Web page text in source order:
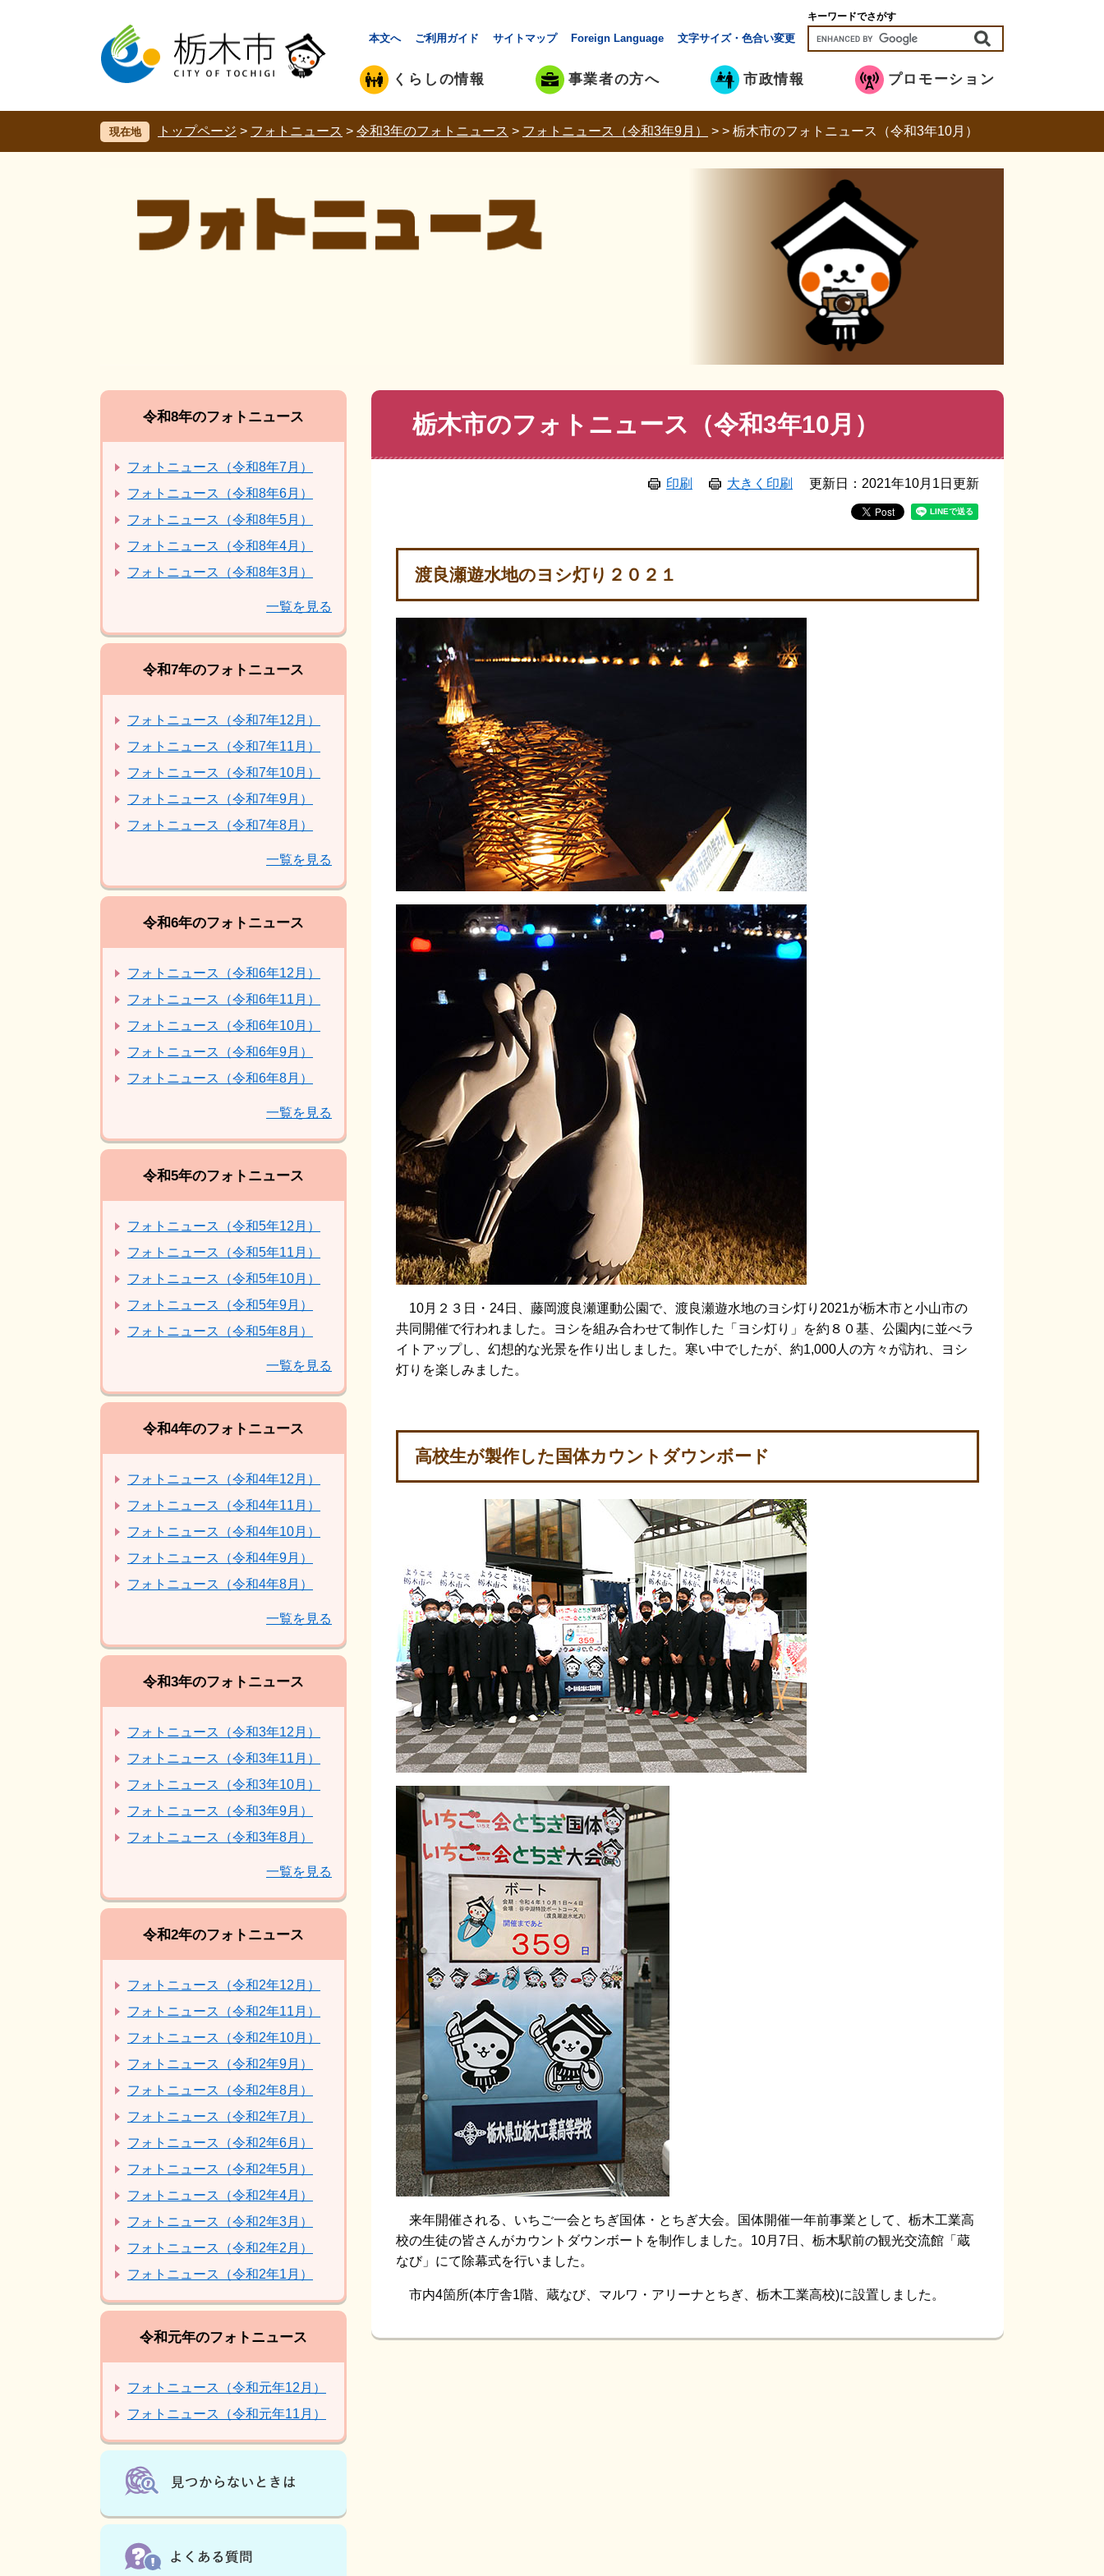
で
ば
本文へ ご利用ガイド サイトマップ Foreign Language 文字サイズ・色合い変更
キーワードでさがす
くらしの情報 事業者の方へ 市政情報 プロモーション
現在地 トップページ > フォトニュース > 令和3年のフォトニュース > フォトニュース（令和3年9月） > > 栃木市のフォトニュース（令和3年10月）
栃木市のフォトニュース（令和3年10月）
印刷 大きく印刷 更新日：2021年10月1日更新
渡良瀬遊水地のヨシ灯り２０２１
10月２３日・24日、藤岡渡良瀬運動公園で、渡良瀬遊水地のヨシ灯り2021が栃木市と小山市の
共同開催で行われました。ヨシを組み合わせて制作した「ヨシ灯り」を約８０基、公園内に並べラ
イトアップし、幻想的な光景を作り出しました。寒い中でしたが、約1,000人の方々が訪れ、ヨシ
灯りを楽しみました。
高校生が製作した国体カウントダウンボード
来年開催される、いちご一会とちぎ国体・とちぎ大会。国体開催一年前事業として、栃木工業高
校の生徒の皆さんがカウントダウンボートを制作しました。10月7日、栃木駅前の観光交流館「蔵
なび」にて除幕式を行いました。
市内4箇所(本庁舎1階、蔵なび、マルワ・アリーナとちぎ、栃木工業高校)に設置しました。
令和8年のフォトニュース
フォトニュース（令和8年7月）
フォトニュース（令和8年6月）
フォトニュース（令和8年5月）
フォトニュース（令和8年4月）
フォトニュース（令和8年3月）
一覧を見る
令和7年のフォトニュース
フォトニュース（令和7年12月）
フォトニュース（令和7年11月）
フォトニュース（令和7年10月）
フォトニュース（令和7年9月）
フォトニュース（令和7年8月）
一覧を見る
令和6年のフォトニュース
フォトニュース（令和6年12月）
フォトニュース（令和6年11月）
フォトニュース（令和6年10月）
フォトニュース（令和6年9月）
フォトニュース（令和6年8月）
一覧を見る
令和5年のフォトニュース
フォトニュース（令和5年12月）
フォトニュース（令和5年11月）
フォトニュース（令和5年10月）
フォトニュース（令和5年9月）
フォトニュース（令和5年8月）
一覧を見る
令和4年のフォトニュース
フォトニュース（令和4年12月）
フォトニュース（令和4年11月）
フォトニュース（令和4年10月）
フォトニュース（令和4年9月）
フォトニュース（令和4年8月）
一覧を見る
令和3年のフォトニュース
フォトニュース（令和3年12月）
フォトニュース（令和3年11月）
フォトニュース（令和3年10月）
フォトニュース（令和3年9月）
フォトニュース（令和3年8月）
一覧を見る
令和2年のフォトニュース
フォトニュース（令和2年12月）
フォトニュース（令和2年11月）
フォトニュース（令和2年10月）
フォトニュース（令和2年9月）
フォトニュース（令和2年8月）
フォトニュース（令和2年7月）
フォトニュース（令和2年6月）
フォトニュース（令和2年5月）
フォトニュース（令和2年4月）
フォトニュース（令和2年3月）
フォトニュース（令和2年2月）
フォトニュース（令和2年1月）
令和元年のフォトニュース
フォトニュース（令和元年12月）
フォトニュース（令和元年11月）